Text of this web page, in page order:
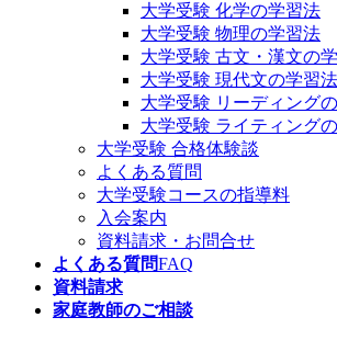
大学受験 化学の学習法
大学受験 物理の学習法
大学受験 古文・漢文の
大学受験 現代文の学習法
大学受験 リーディング
大学受験 ライティング
大学受験 合格体験談
よくある質問
大学受験コースの指導料
入会案内
資料請求・お問合せ
よくある質問FAQ
資料請求
家庭教師のご相談